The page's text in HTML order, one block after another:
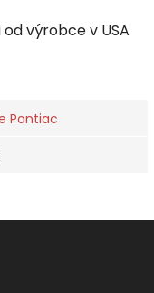
výrobce v USA
Pontiac